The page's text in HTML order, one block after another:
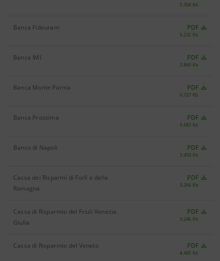
5.304 Kb
Banca Fideuram PDF
5.232 Kb
Banca IMI PDF
3.860 Kb
Banca Monte Parma PDF
6.727 Kb
Banca Prossima PDF
5.683 Kb
Banco di Napoli PDF
3.450 Kb
Cassa dei Risparmi di Forlì e della
Romagna
PDF
3.266 Kb
Cassa di Risparmio del Friuli Venezia
Giulia
PDF
3.246 Kb
Cassa di Risparmio del Veneto PDF
4.485 Kb